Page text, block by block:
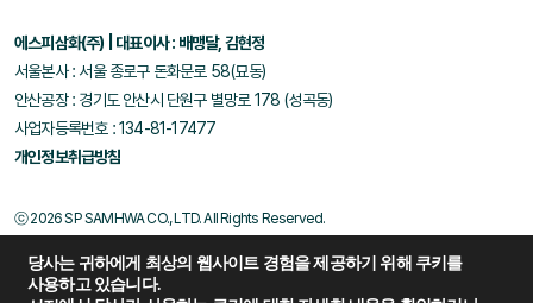
에스피삼화(주) | 대표이사 : 배맹달, 김현정
서울본사 : 서울 종로구 돈화문로 58(묘동)
안산공장 : 경기도 안산시 단원구 별망로 178 (성곡동)
사업자등록번호 : 134-81-17477
개인정보취급방침
ⓒ 2026 SP SAMHWA CO., LTD. All Rights Reserved.
당사는 귀하에게 최상의 웹사이트 경험을 제공하기 위해 쿠키를
사용하고 있습니다.